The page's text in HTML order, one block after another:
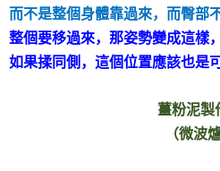
而不是整個身體靠過來，而臀部
整個要移過來，那姿勢變成這樣
如果揉同側，這個位置應該也是
薑粉泥製
（微波爐